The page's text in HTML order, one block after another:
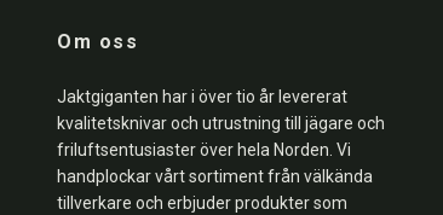
Om oss
Jaktgiganten har i över tio år levererat
kvalitetsknivar och utrustning till jägare och
friluftsentusiaster över hela Norden. Vi
handplockar vårt sortiment från välkända
tillverkare och erbjuder produkter som